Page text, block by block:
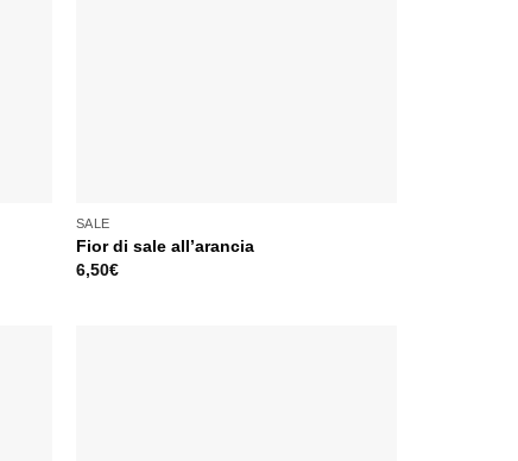
SALE
Fior di sale all’arancia
6,50€